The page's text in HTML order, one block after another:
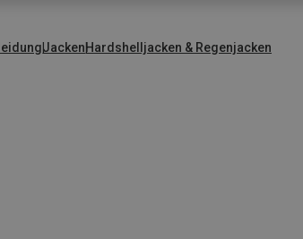
JackenHardshelljacken & Regenjacken